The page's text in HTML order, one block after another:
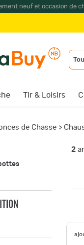
neuf et occasion de
Tir & Loisirs
de Chasse >
2